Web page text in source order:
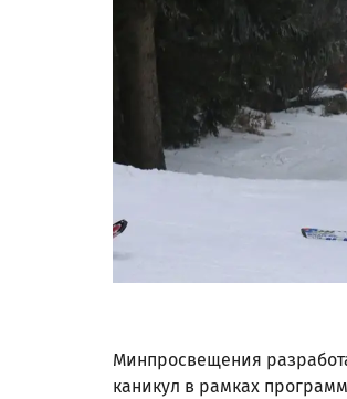
Минпросвещения
каникул в рамках